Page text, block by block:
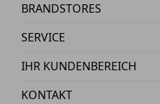
BRANDSTORES
SERVICE
IHR KUNDENBEREICH
KONTAKT